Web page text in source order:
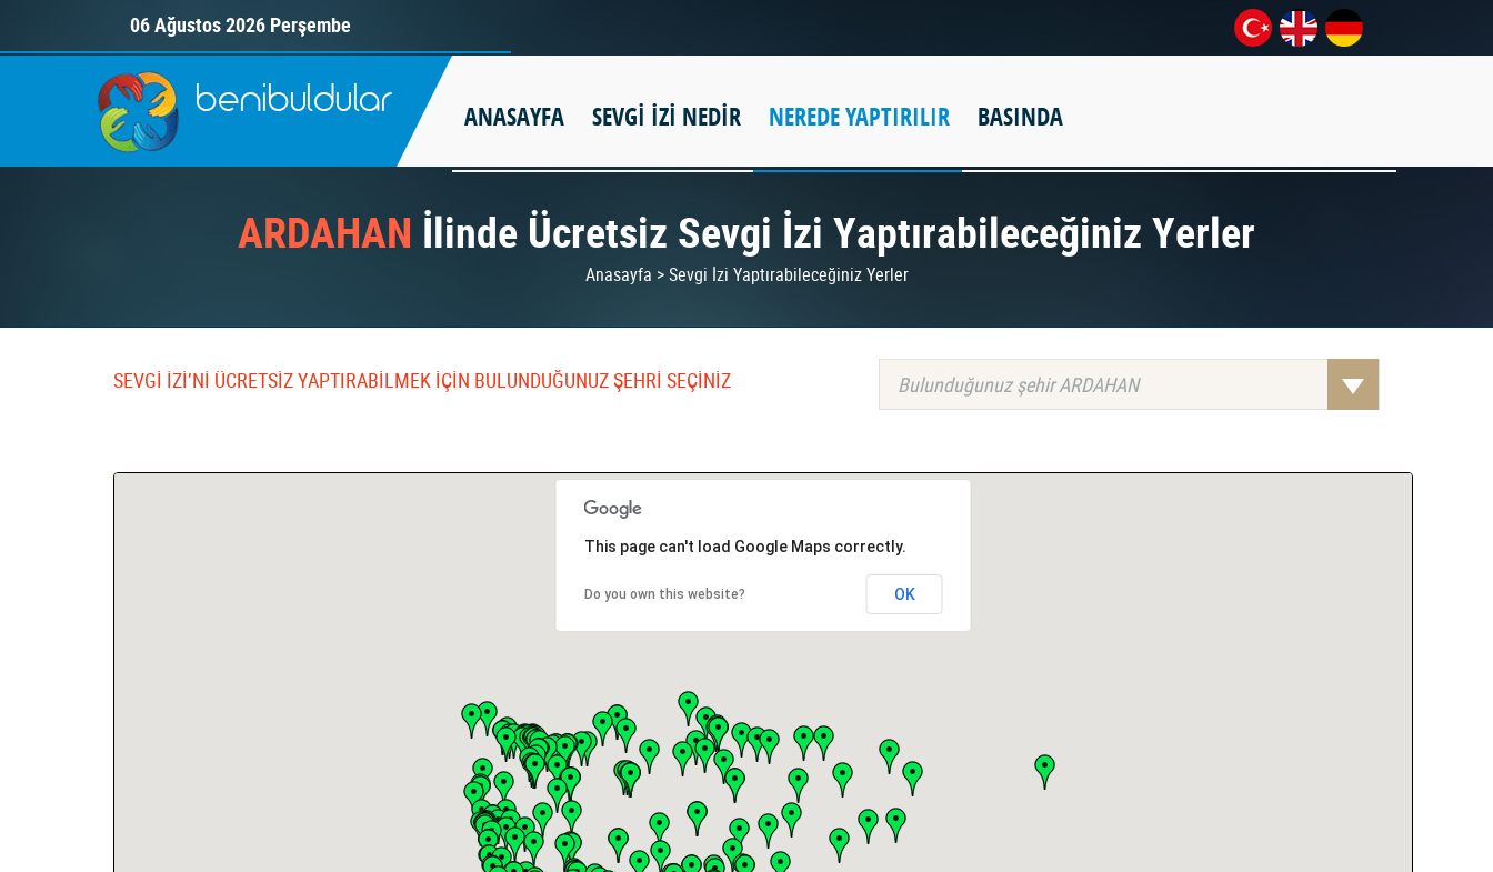
06 Ağustos 2026 Perşembe
ANASAYFA SEVGİ İZİ NEDİR NEREDE YAPTIRILIR BASINDA
ARDAHAN İlinde Ücretsiz Sevgi İzi Yaptırabileceğiniz Yerler
Anasayfa > Sevgi İzi Yaptırabileceğiniz Yerler
SEVGİ İZİ’Nİ ÜCRETSİZ YAPTIRABİLMEK İÇİN BULUNDUĞUNUZ ŞEHRİ SEÇİNİZ Bulunduğunuz şehir ARDAHAN
This page can't load Google Maps correctly.
Do you own this website? OK